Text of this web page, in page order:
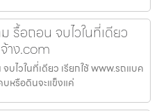
รื้อถอน จบไวในที่เดียว
าง.com
บไวในที่เดียว เรียกใช้ www.รถแบค
บหรือดินจะแข็งแค่